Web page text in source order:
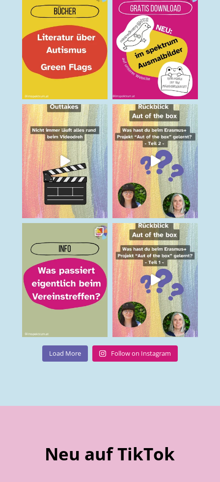
Load More Follow on Instagram
Neu auf TikTok